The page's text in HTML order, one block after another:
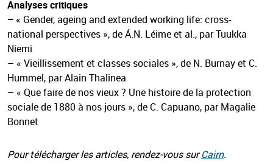
Analyses critiques
– « Gender, ageing and extended working life: cross-
national perspectives », de Á.N. Léime et al., par Tuukka
Niemi
– « Vieillissement et classes sociales », de N. Burnay et C.
Hummel, par Alain Thalinea
– « Que faire de nos vieux ? Une histoire de la protection
sociale de 1880 à nos jours », de C. Capuano, par Magalie
Bonnet
Pour télécharger les articles, rendez-vous surCairn.